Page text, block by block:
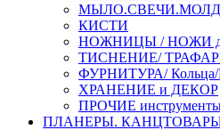
МЫЛО.СВЕЧИ.МОЛДЫ
КИСТИ
НОЖНИЦЫ / НОЖИ
ТИСНЕНИЕ/
ФУРНИТУРА/
ХРАНЕНИЕ и ДЕКОР
ПРОЧИЕ
ПЛАНЕРЫ.